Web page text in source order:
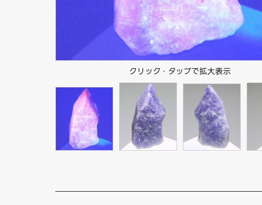
クリック・タップで拡大表示